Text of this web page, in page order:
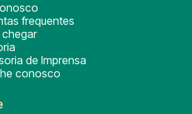
frequentes
de Imprensa
conosco